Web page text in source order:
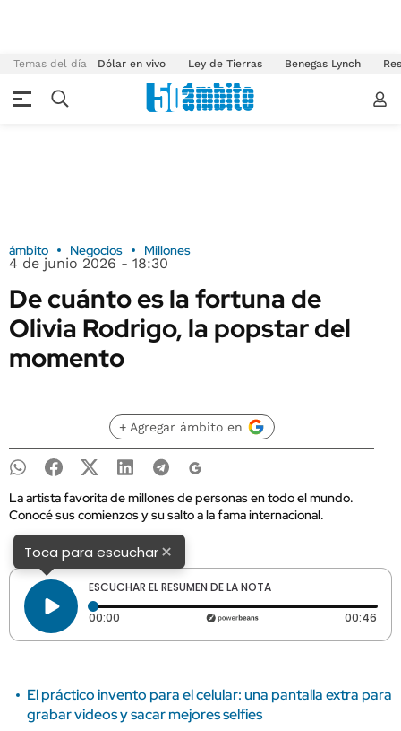
Temas del día Dólar en vivo Ley de Tierras Benegas Lynch
ámbito Negocios Millones
4 de junio 2026 - 18:30
De cuánto es la fortuna de
Olivia Rodrigo, la popstar del
momento
+ Agregar ámbito en
La artista favorita de millones de personas en todo el mundo.
Conocé sus comienzos y su salto a la fama internacional.
Toca para escuchar×
ESCUCHAR EL RESUMEN DE LA NOTA
00:00 Tiempo transcurrido: 0 segundos 00:46
El práctico invento para el celular: una pantalla extra para
grabar videos y sacar mejores selfies